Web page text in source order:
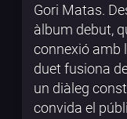
Gori Matas.
àlbum debut,
connexió amb
duet fusiona
un diàleg
convida el